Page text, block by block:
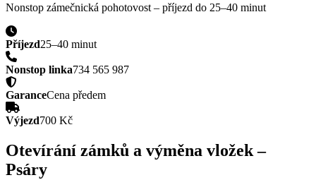
Nonstop zámečnická pohotovost – příjezd do 25–40 minut
Příjezd25–40 minut
Nonstop linka734 565 987
GaranceCena předem
Výjezd700 Kč
Otevírání zámků a výměna vložek –
Psáry